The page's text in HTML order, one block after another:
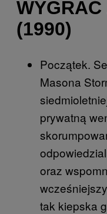
(1990)
Początek.
Masona
prywatną
oraz
tak kiepska